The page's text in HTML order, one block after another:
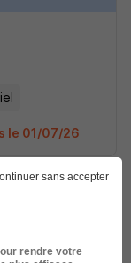
le 01/07/26
sans accepter
rendre votre